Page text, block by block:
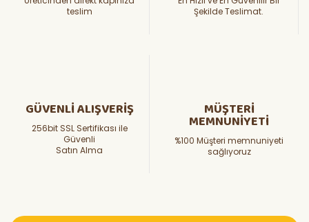
teslim
Şekilde Teslimat.
GÜVENLİ ALIŞVERİŞ
256bit SSL Sertifikası ile
Güvenli
Satın Alma
MÜŞTERİ
MEMNUNİYETİ
%100 Müşteri memnuniyeti
sağlıyoruz